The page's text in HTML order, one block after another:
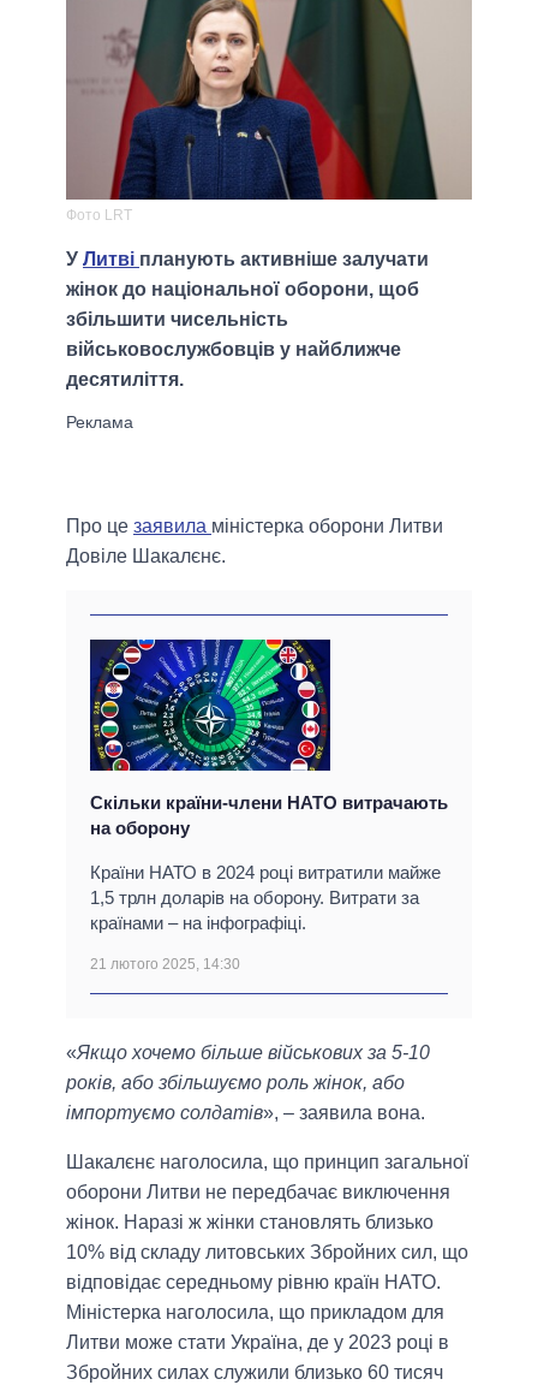
Фото LRT
У Литві планують активніше залучати
жінок до національної оборони, щоб
збільшити чисельність
військовослужбовців у найближче
десятиліття.
Про це заявила міністерка оборони Литви
Довіле Шакалєнє.
Скільки країни-члени НАТО витрачають
на оборону
Країни НАТО в 2024 році витратили майже
1,5 трлн доларів на оборону. Витрати за
країнами – на інфографіці.
21 лютого 2025, 14:30
«Якщо хочемо більше військових за 5-10
років, або збільшуємо роль жінок, або
імпортуємо солдатів», – заявила вона.
Шакалєнє наголосила, що принцип загальної
оборони Литви не передбачає виключення
жінок. Наразі ж жінки становлять близько
10% від складу литовських Збройних сил, що
відповідає середньому рівню країн НАТО.
Міністерка наголосила, що прикладом для
Литви може стати Україна, де у 2023 році в
Збройних силах служили близько 60 тисяч